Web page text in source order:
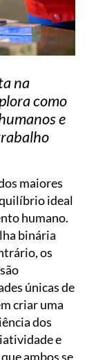
na
como
e
maiores
ideal
humano.
binária
os
únicas de
criar uma
dos
e
ambos se